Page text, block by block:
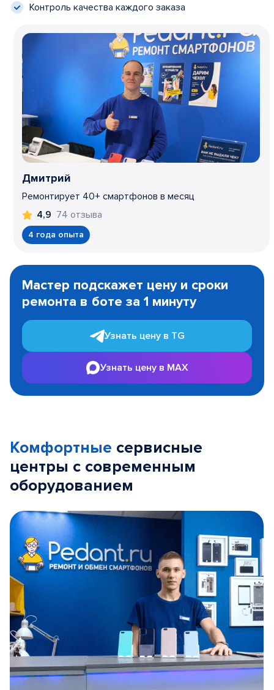
Контроль качества каждого заказа
Дмитрий
Ремонтирует 40+ смартфонов в месяц
4,9 74 отзыва
4 года опыта
1
Мастер подскажет цену и сроки
ремонта в боте за 1 минуту
Узнать цену в TG
Узнать цену в MAX
Комфортные сервисные
центры с современным
оборудованием